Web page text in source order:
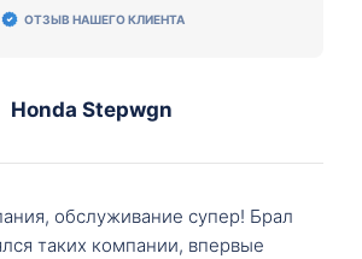
ОТЗЫВ НАШЕГО КЛИЕНТА
Honda Stepwgn
обслуживание супер! Брал
таких компании, впервые